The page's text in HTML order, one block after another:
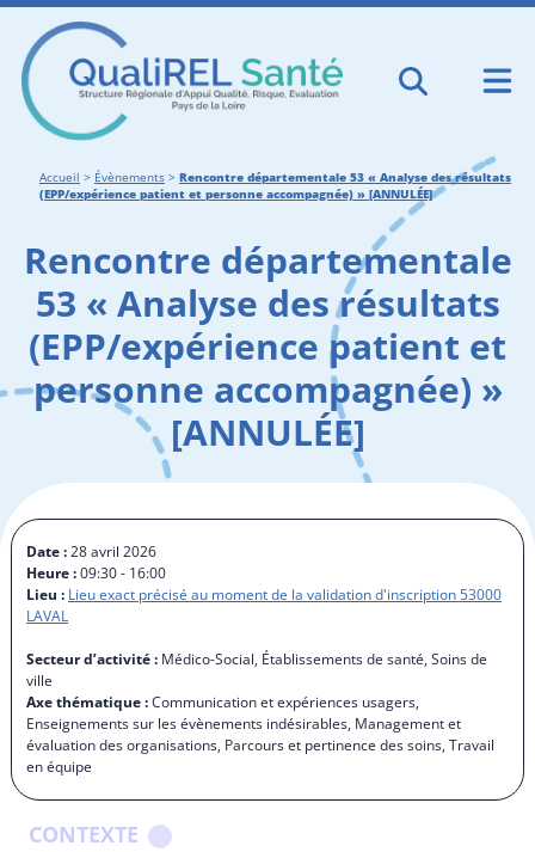
Accueil > Évènements > Rencontre départementale 53 « Analyse des résultats
(EPP/expérience patient et personne accompagnée) » [ANNULÉE]
Rencontre départementale
53 « Analyse des résultats
(EPP/expérience patient et
personne accompagnée) »
[ANNULÉE]
Date :28 avril 2026
Heure :09:30 - 16:00
Lieu : Lieu exact précisé au moment de la validation d'inscription 53000
LAVAL
Secteur d’activité : Médico-Social, Établissements de santé, Soins de
ville
Axe thématique :Communication et expériences usagers,
Enseignements sur les évènements indésirables, Management et
évaluation des organisations, Parcours et pertinence des soins, Travail
en équipe
CONTEXTE